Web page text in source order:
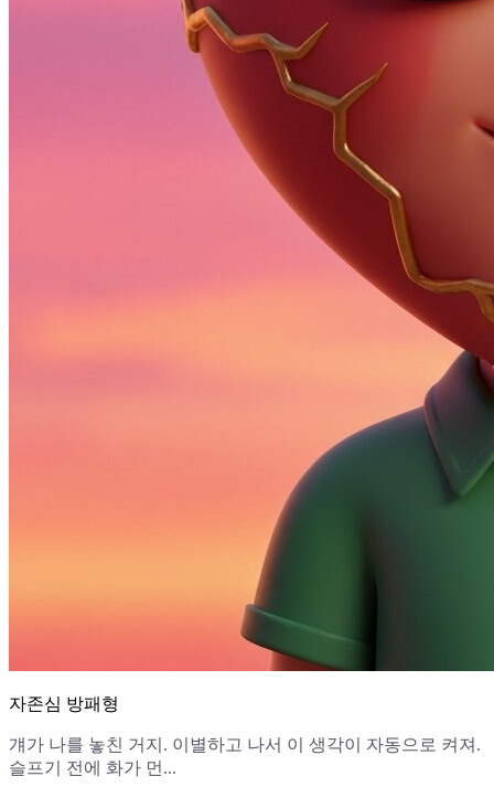
자존심 방패형
걔가 나를 놓친 거지. 이별하고 나서 이 생각이 자동으로 켜져.
슬프기 전에 화가 먼...